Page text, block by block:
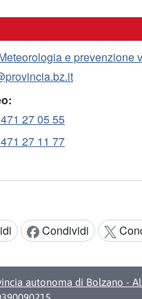
e prevenzione
27 05 55
27 11 77
Condividi
autonoma di Bolzano -